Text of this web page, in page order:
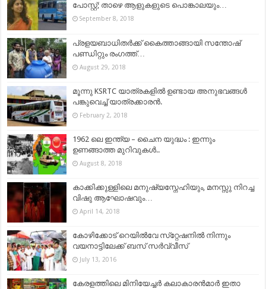
പോസ്റ്റ്; താഴെ ആളുകളുടെ പൊങ്കാലയും…
September 8, 2018
പ്രളയബാധിതര്‍ക്ക് കൈത്താങ്ങായി സന്തോഷ്‌
പണ്ഡിറ്റും രംഗത്ത്…
August 29, 2018
മൂന്നു KSRTC യാത്രകളില്‍ ഉണ്ടായ അനുഭവങ്ങള്‍
പങ്കുവെച്ച് യാത്രക്കാരന്‍.
February 2, 2018
1962 ലെ ഇന്ത്യ – ചൈന യുദ്ധം : ഇന്നും
ഉണങ്ങാത്ത മുറിവുകൾ..
August 8, 2018
കാക്കിക്കുള്ളിലെ മനുഷ്യസ്നേഹിയും, മനസ്സു നിറച്ച
വിഷു ആഘോഷവും…
April 14, 2018
കോഴിക്കോട് റെയിൽവേ സ്‌റ്റേഷനിൽ നിന്നും
വയനാട്ടിലേക്ക് ബസ് സര്‍വ്വീസ്
July 13, 2016
കേരളത്തിലെ മിനിയേച്ചർ കലാകാരൻമാർ ഇതാ